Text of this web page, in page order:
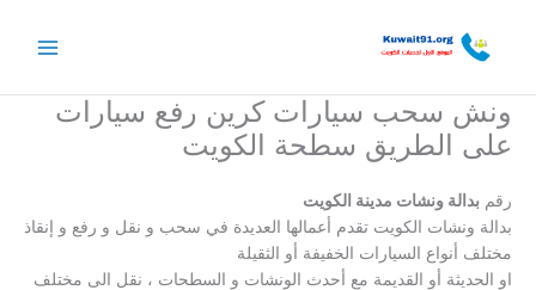
المحتوى
ونش سحب سيارات كرين رفع سيارات
على الطريق سطحة الكويت
رقم بدالة ونشات مدينة الكويت
بدالة ونشات الكويت تقدم أعمالها العديدة في سحب و نقل و رفع و إنقاذ
مختلف أنواع السيارات الخفيفة أو الثقيلة
او الحديثة أو القديمة مع أحدث الونشات و السطحات ، نقل الى مختلف